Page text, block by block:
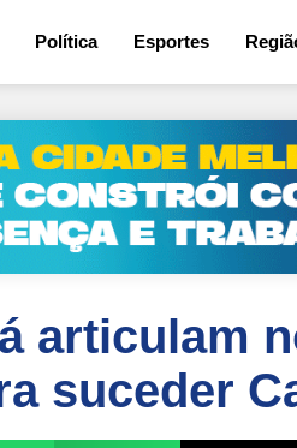
Política Esportes
articulam
suceder